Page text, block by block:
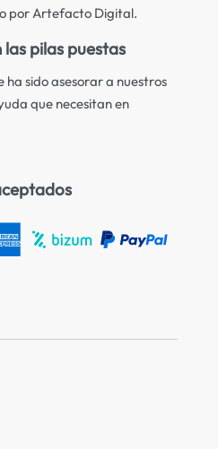
por Artefacto Digital.
las pilas puestas
sido asesorar a nuestros
que necesitan en